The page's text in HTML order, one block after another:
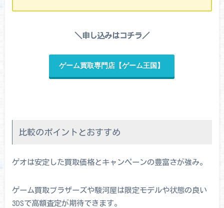
＼申し込みはコチラ／
ゲーム買取専門店【ゲーム王国】
比較のポイントとおすすめ
ゲオは安定した買取価格とキャンペーンの豊富さが強み。
ゲーム買取ブラザーズや駿河屋は限定モデルや状態の良い
3DSで高額査定が期待できます。